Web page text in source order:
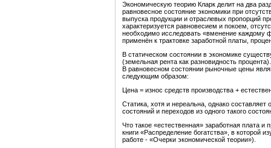
Экономическую теорию Кларк делит на два
равновесное состояние экономики при
выпуска продукции и отраслевых пропорций
характеризуется равновесием и покоем,
необходимо исследовать «вменение каждому
применён к трактовке заработной платы,
В статическом состоянии в экономике
(земельная рента как разновидность
В равновесном состоянии рыночные цены
следующим образом:
Цена = износ средств производства +
Статика, хотя и нереальна, однако
состояний и переходов из одного такого
Что такое «естественная» заработная плата
книги «Распределение богатства», в которой
работе - «Очерки экономической теории»).